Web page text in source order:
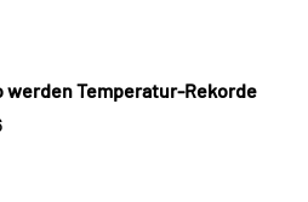
werden Temperatur-Rekorde